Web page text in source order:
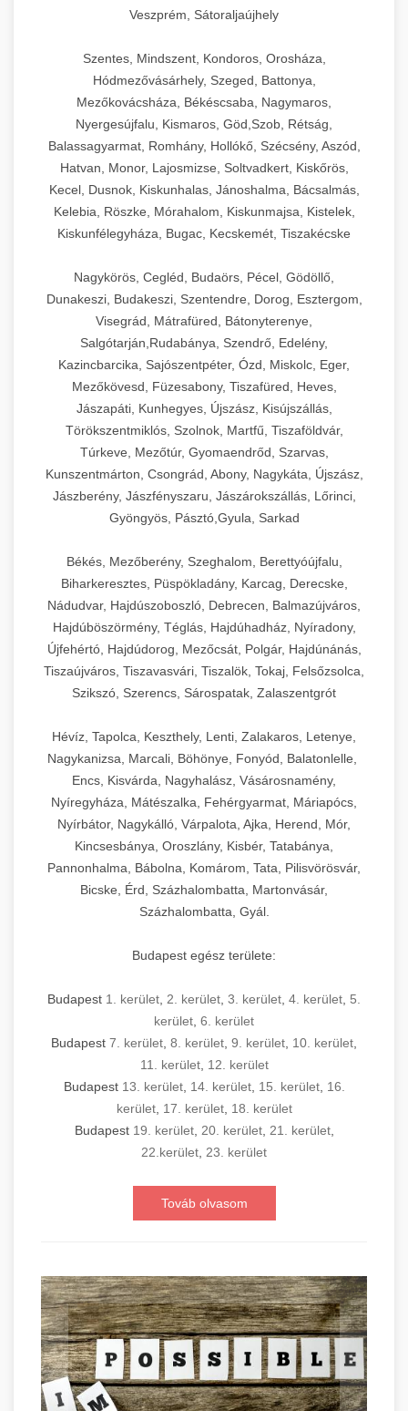
Veszprém, Sátoraljaújhely
Szentes, Mindszent, Kondoros, Orosháza,
Hódmezővásárhely, Szeged, Battonya,
Mezőkovácsháza, Békéscsaba, Nagymaros,
Nyergesújfalu, Kismaros, Göd,Szob, Rétság,
Balassagyarmat, Romhány, Hollókő, Szécsény, Aszód,
Hatvan, Monor, Lajosmizse, Soltvadkert, Kiskőrös,
Kecel, Dusnok, Kiskunhalas, Jánoshalma, Bácsalmás,
Kelebia, Röszke, Mórahalom, Kiskunmajsa, Kistelek,
Kiskunfélegyháza, Bugac, Kecskemét, Tiszakécske
Nagykörös, Cegléd, Budaörs, Pécel, Gödöllő,
Dunakeszi, Budakeszi, Szentendre, Dorog, Esztergom,
Visegrád, Mátrafüred, Bátonyterenye,
Salgótarján,Rudabánya, Szendrő, Edelény,
Kazincbarcika, Sajószentpéter, Ózd, Miskolc, Eger,
Mezőkövesd, Füzesabony, Tiszafüred, Heves,
Jászapáti, Kunhegyes, Újszász, Kisújszállás,
Törökszentmiklós, Szolnok, Martfű, Tiszaföldvár,
Túrkeve, Mezőtúr, Gyomaendrőd, Szarvas,
Kunszentmárton, Csongrád, Abony, Nagykáta, Újszász,
Jászberény, Jászfényszaru, Jászárokszállás, Lőrinci,
Gyöngyös, Pásztó,Gyula, Sarkad
Békés, Mezőberény, Szeghalom, Berettyóújfalu,
Biharkeresztes, Püspökladány, Karcag, Derecske,
Nádudvar, Hajdúszoboszló, Debrecen, Balmazújváros,
Hajdúböszörmény, Téglás, Hajdúhadház, Nyíradony,
Újfehértó, Hajdúdorog, Mezőcsát, Polgár, Hajdúnánás,
Tiszaújváros, Tiszavasvári, Tiszalök, Tokaj, Felsőzsolca,
Szikszó, Szerencs, Sárospatak, Zalaszentgrót
Hévíz, Tapolca, Keszthely, Lenti, Zalakaros, Letenye,
Nagykanizsa, Marcali, Böhönye, Fonyód, Balatonlelle,
Encs, Kisvárda, Nagyhalász, Vásárosnamény,
Nyíregyháza, Mátészalka, Fehérgyarmat, Máriapócs,
Nyírbátor, Nagykálló, Várpalota, Ajka, Herend, Mór,
Kincsesbánya, Oroszlány, Kisbér, Tatabánya,
Pannonhalma, Bábolna, Komárom, Tata, Pilisvörösvár,
Bicske, Érd, Százhalombatta, Martonvásár,
Százhalombatta, Gyál.
Budapest egész területe:
Budapest 1. kerület, 2. kerület, 3. kerület, 4. kerület, 5.
kerület, 6. kerület
Budapest 7. kerület, 8. kerület, 9. kerület, 10. kerület,
11. kerület, 12. kerület
Budapest 13. kerület, 14. kerület, 15. kerület, 16.
kerület, 17. kerület, 18. kerület
Budapest 19. kerület, 20. kerület, 21. kerület,
22.kerület, 23. kerület
Továb olvasom